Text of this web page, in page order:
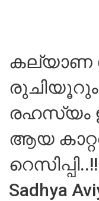
കല്യാണ
രുചിയൂറും
രഹസ്യം
ആയ
Sadhya